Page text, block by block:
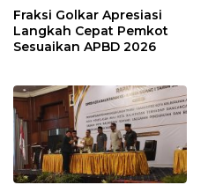
Fraksi Golkar Apresiasi
Langkah Cepat Pemkot
Sesuaikan APBD 2026